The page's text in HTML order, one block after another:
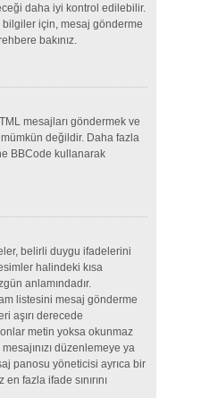
daha iyi kontrol edilebilir.
bilgiler için, mesaj gönderme
bakınız.
mesajları göndermek ve
değildir. Daha fazla
BBCode kullanarak
belirli duygu ifadelerini
halindeki kısa
anlamındadır.
listesini mesaj gönderme
aşırı derecede
metin yoksa okunmaz
düzenlemeye ya
panosu yöneticisi ayrıca bir
fazla ifade sınırını